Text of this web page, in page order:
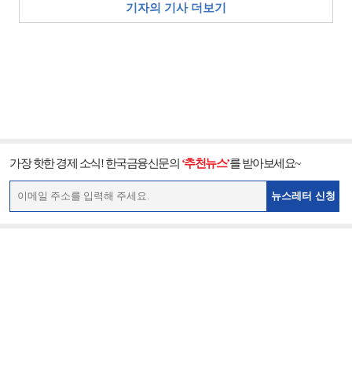
기자의 기사 더보기
가장 핫한 경제 소식! 한국금융신문의 ‘추천뉴스’를 받아보세요~
뉴스레터 신청